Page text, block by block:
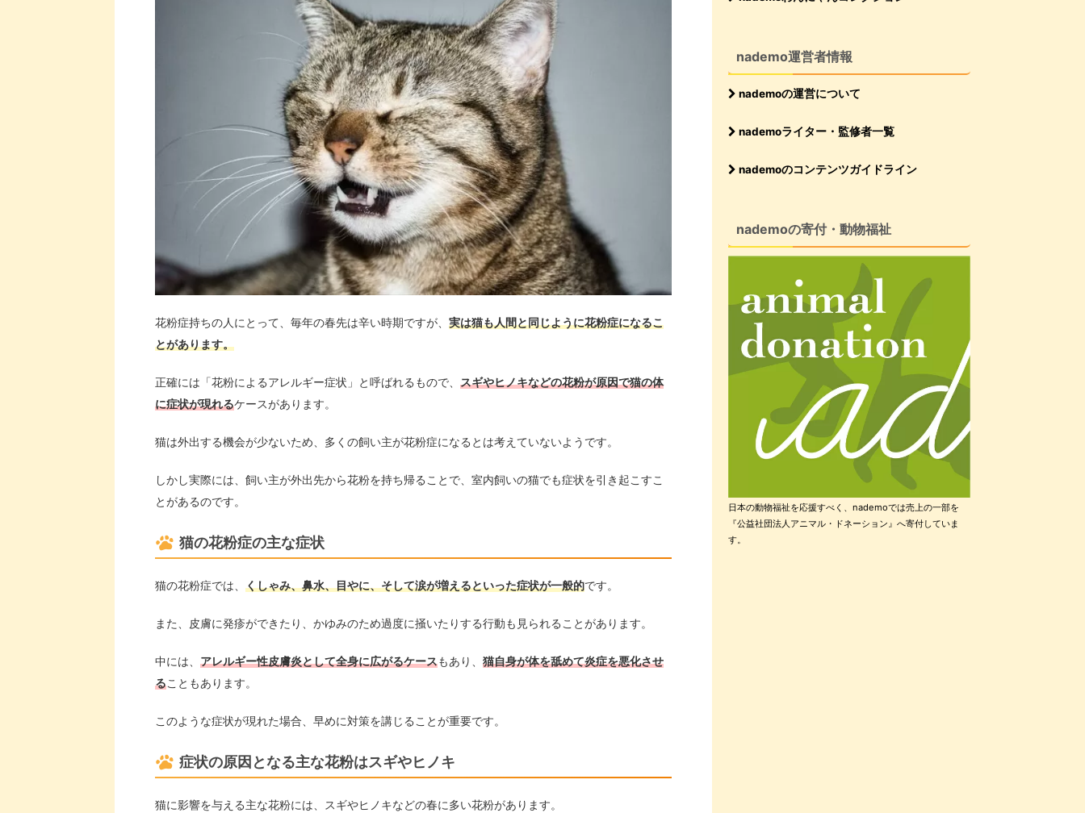
花粉症持ちの人にとって、毎年の春先は辛い時期ですが、 実は猫も人間と同じように花粉症になるこ
とがあります。
正確には「花粉によるアレルギー症状」と呼ばれるもので、 スギやヒノキなどの花粉が原因で猫の体
に症状が現れるケースがあります。
猫は外出する機会が少ないため、多くの飼い主が花粉症になるとは考えていないようです。
しかし実際には、飼い主が外出先から花粉を持ち帰ることで、室内飼いの猫でも症状を引き起こすこ
とがあるのです。
猫の花粉症の主な症状
猫の花粉症では、 くしゃみ、鼻水、目やに、そして涙が増えるといった症状が一般的です。
また、皮膚に発疹ができたり、かゆみのため過度に掻いたりする行動も見られることがあります。
中には、 アレルギー性皮膚炎として全身に広がるケースもあり、 猫自身が体を舐めて炎症を悪化させ
ることもあります。
このような症状が現れた場合、早めに対策を講じることが重要です。
症状の原因となる主な花粉はスギやヒノキ
猫に影響を与える主な花粉には、スギやヒノキなどの春に多い花粉があります。
nademo運営者情報
nademoの運営について
nademoライター・監修者一覧
nademoのコンテンツガイドライン
nademoの寄付・動物福祉
日本の動物福祉を応援すべく、nademoでは売上の一部を
『公益社団法人アニマル・ドネーション』へ寄付していま
す。